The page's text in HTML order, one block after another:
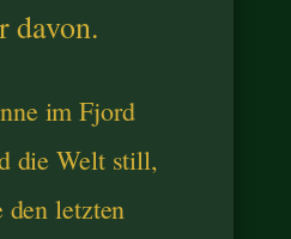
davon.
im Fjord
die Welt still,
letzten